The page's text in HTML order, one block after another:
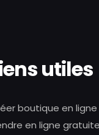
utiles
boutique en ligne
en ligne